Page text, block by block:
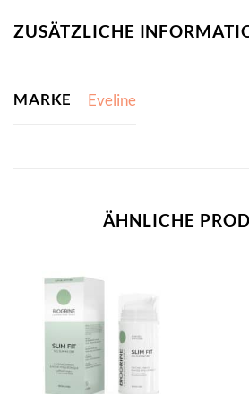
ZUSÄTZLICHE
MARKE Eveline
ÄHNLICHE